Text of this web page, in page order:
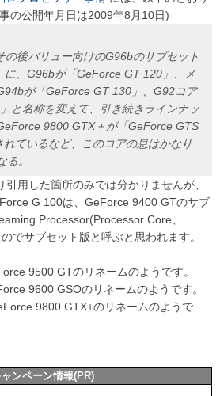
の公開年月日は2009年8月10日)
後バリュー向けのG96bのサブセット
に、G96bが「GeForce GT 120」、メ
が「GeForce GT 130」、G92コア
と名称を変えて、引き続きラインナッ
9800 GTX＋が「GeForce GTS
ているなど、このコアの息はかなり
。
用した箇所のみでは分かりませんが、
G 100は、GeForce 9400 GTのサブ
Processor(Processor Core、
でサブセット版と呼ぶと思われます。
9500 GTのリネームのようです。
9600 GSOのリネームのようです。
9800 GTX+のリネームのようで
ャンペーン情報(PR)